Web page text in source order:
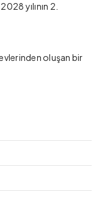
yılının 2.
oluşan bir